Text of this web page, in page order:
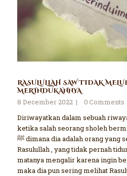
RASULULLAH SAW TIDAK
MERINDUKANNYA
8 December 2022
0Comments
Diriwayatkan dalam sebuah
ketika salah seorang sholeh
ﷺ dimana dia adalah orang yang selalu rindu kepada
Rasulullah , yang tidak pernah
matanya mengalir karena ingin
maka dia pun sering melihat